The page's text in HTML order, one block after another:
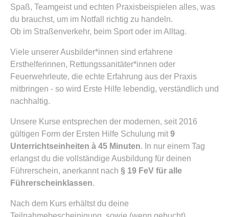
Spaß, Teamgeist und echten Praxisbeispielen alles, was
du brauchst, um im Notfall richtig zu handeln.
Ob im Straßenverkehr, beim Sport oder im Alltag.
Viele unserer Ausbilder*innen sind erfahrene
Ersthelferinnen, Rettungssanitäter*innen oder
Feuerwehrleute, die echte Erfahrung aus der Praxis
mitbringen - so wird Erste Hilfe lebendig, verständlich und
nachhaltig.
Unsere Kurse entsprechen der modernen, seit 2016
gültigen Form der Ersten Hilfe Schulung mit 9
Unterrichtseinheiten à 45 Minuten. In nur einem Tag
erlangst du die vollständige Ausbildung für deinen
Führerschein, anerkannt nach § 19 FeV für alle
Führerscheinklassen.
Nach dem Kurs erhältst du deine